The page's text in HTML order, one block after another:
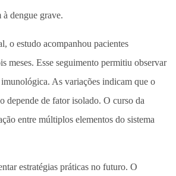
à dengue grave.
o estudo acompanhou pacientes
meses. Esse seguimento permitiu observar
As variações indicam que o
depende de fator isolado. O curso da
entre múltiplos elementos do sistema
estratégias práticas no futuro. O